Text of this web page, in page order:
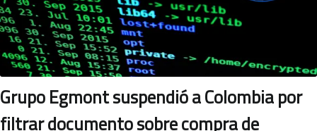
Grupo Egmont suspendió a Colombia por
filtrar documento sobre compra de